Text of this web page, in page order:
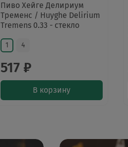
Пиво Хейге Делириум
Тременс / Huyghe Delirium
Tremens 0.33 - стекло
1 4
517 ₽
В корзину